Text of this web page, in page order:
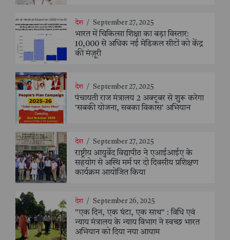
देश / September 27, 2025
भारत में चिकित्सा शिक्षा का बड़ा विस्तार:
10,000 से अधिक नई मेडिकल सीटों को केंद्र
की मंज़ूरी
देश / September 27, 2025
पंचायती राज मंत्रालय 2 अक्टूबर से शुरू करेगा
'सबकी योजना, सबका विकास' अभियान
देश / September 27, 2025
राष्ट्रीय आयुर्वेद विद्यापीठ ने एआईआईए के
सहयोग से अस्थि मर्म पर दो दिवसीय प्रशिक्षण
कार्यक्रम आयोजित किया
देश / September 26, 2025
"एक दिन, एक घंटा, एक साथ" : विधि एवं
न्याय मंत्रालय के न्याय विभाग ने स्वच्छ भारत
अभियान को दिया नया आयाम